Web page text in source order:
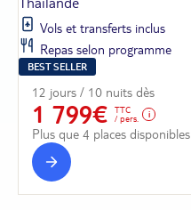
Vols et transferts inclus
Repas selon programme
BEST SELLER
12 jours / 10 nuits dès
1 799€
TTC
/ pers.
Plus que 4 places disponibles